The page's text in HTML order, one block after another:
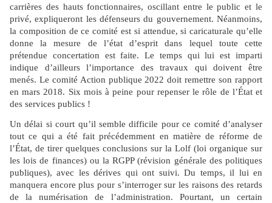
carrières des hauts fonctionnaires, oscillant entre le public et le
privé, expliqueront les défenseurs du gouvernement. Néanmoins,
la composition de ce comité est si attendue, si caricaturale qu’elle
donne la mesure de l’état d’esprit dans lequel toute cette
prétendue concertation est faite. Le temps qui lui est imparti
indique d’ailleurs l’importance des travaux qui doivent être
menés. Le comité Action publique 2022 doit remettre son rapport
en mars 2018. Six mois à peine pour repenser le rôle de l’État et
des services publics !
Un délai si court qu’il semble difficile pour ce comité d’analyser
tout ce qui a été fait précédemment en matière de réforme de
l’État, de tirer quelques conclusions sur la Lolf (loi organique sur
les lois de finances) ou la RGPP (révision générale des politiques
publiques), avec les dérives qui ont suivi. Du temps, il lui en
manquera encore plus pour s’interroger sur les raisons des retards
de la numérisation de l’administration. Pourtant, un certain